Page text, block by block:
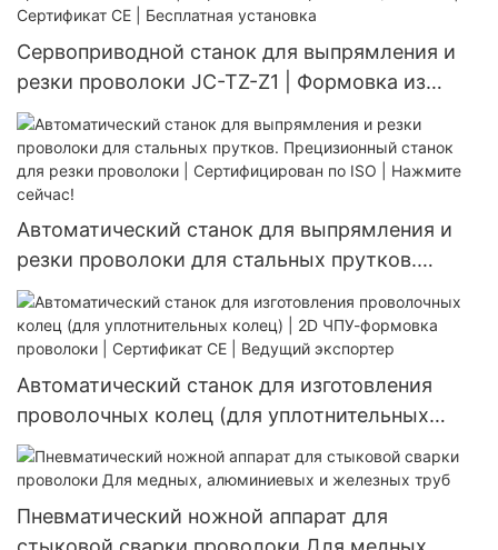
Бесплатное обучение включено.
Сервоприводной станок для выпрямления и
резки проволоки JC-TZ-Z1 | Формовка из
нержавеющей стали | Сертификат CE |
Бесплатная установка
Автоматический станок для выпрямления и
резки проволоки для стальных прутков.
Прецизионный станок для резки проволоки |
Сертифицирован по ISO | Нажмите сейчас!
Автоматический станок для изготовления
проволочных колец (для уплотнительных
колец) | 2D ЧПУ-формовка проволоки |
Сертификат CE | Ведущий экспортер
Пневматический ножной аппарат для